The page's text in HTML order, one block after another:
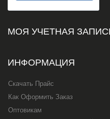
МОЯ УЧЕТНАЯ
ИНФОРМАЦИЯ
Скачать Прайс
Как Оформить Заказ
Оптовикам